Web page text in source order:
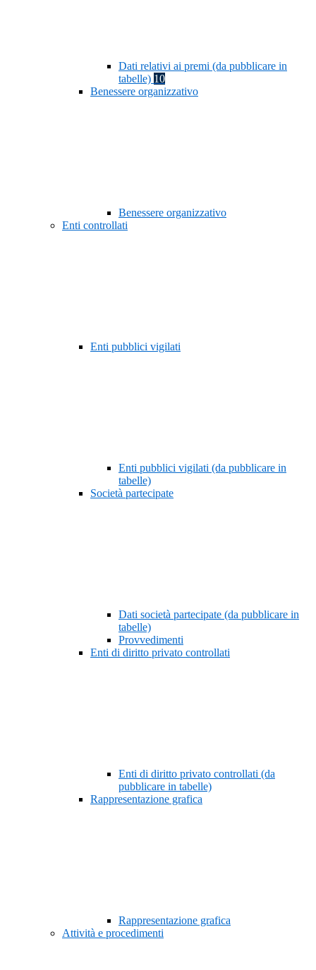
Dati relativi ai premi (da pubblicare in
tabelle) 10
Benessere organizzativo
Benessere organizzativo
Enti controllati
Enti pubblici vigilati
Enti pubblici vigilati (da pubblicare in
tabelle)
Società partecipate
Dati società partecipate (da pubblicare in
tabelle)
Provvedimenti
Enti di diritto privato controllati
Enti di diritto privato controllati (da
pubblicare in tabelle)
Rappresentazione grafica
Rappresentazione grafica
Attività e procedimenti